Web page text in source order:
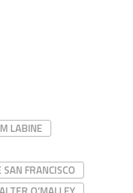
LABINE
FRANCISCO